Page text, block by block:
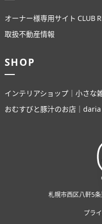
オーナー様専用サイト CLUB
取扱不動産情報
SHOP
インテリアショップ｜小さな
おむすびと豚汁のお店｜
札幌市西区八軒5
プラ